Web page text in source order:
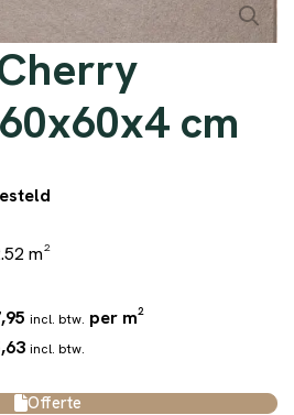
cm
m²
incl. btw. per m²
incl. btw.
Offerte